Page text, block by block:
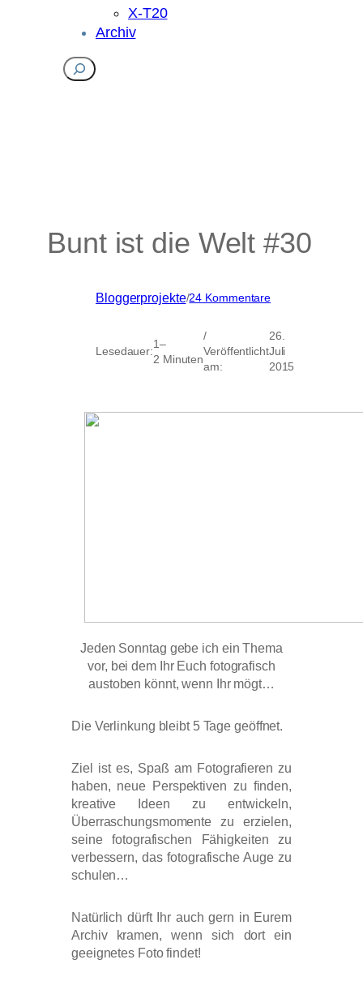
X-T20
Archiv
Suchen
Bunt ist die Welt #30
Bloggerprojekte/24 Kommentarezu
die
Welt
#30
Lesedauer:
1–
2 Minuten
/
Veröffentlicht
am:
26.
Juli
2015
Jeden Sonntag gebe ich ein Thema
vor, bei dem Ihr Euch fotografisch
austoben könnt, wenn Ihr mögt…
Die Verlinkung bleibt 5 Tage geöffnet.
Ziel ist es, Spaß am Fotografieren zu
haben, neue Perspektiven zu finden,
kreative Ideen zu entwickeln,
Überraschungsmomente zu erzielen,
seine fotografischen Fähigkeiten zu
verbessern, das fotografische Auge zu
schulen…
Natürlich dürft Ihr auch gern in Eurem
Archiv kramen, wenn sich dort ein
geeignetes Foto findet!